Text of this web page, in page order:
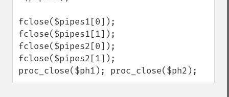
fclose($pipes1[0]);
fclose($pipes1[1]);
fclose($pipes2[0]);
fclose($pipes2[1]);
proc_close($ph1); proc_close($ph2);